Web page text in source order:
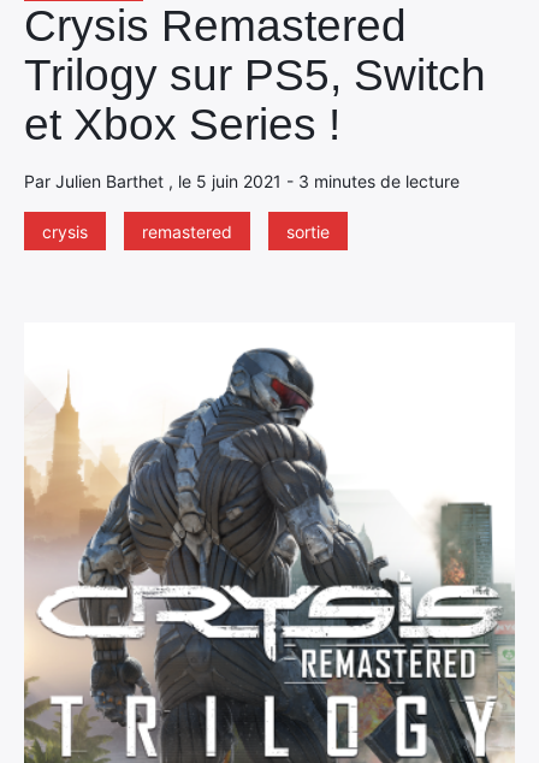
Crysis Remastered
Trilogy sur PS5, Switch
et Xbox Series !
Par Julien Barthet , le 5 juin 2021 - 3 minutes de lecture
crysis remastered sortie